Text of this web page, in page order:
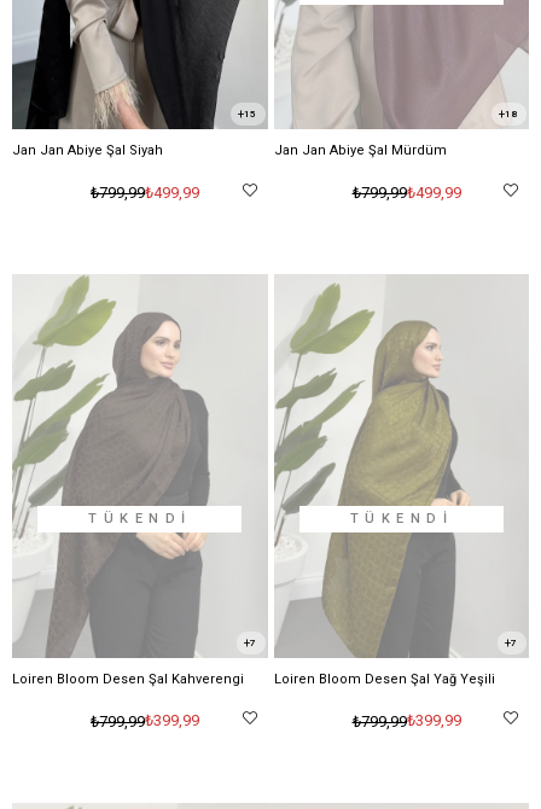
Jan Jan Abiye Şal Siyah
₺499,99
₺799,99
15
Jan Jan Abiye Şal Mürdüm
₺499,99
₺799,99
18
TÜKENDI
Loiren Bloom Desen Şal Kahverengi
₺399,99
₺799,99
7
TÜKENDI
Loiren Bloom Desen Şal Yağ Yeşili
₺399,99
₺799,99
7